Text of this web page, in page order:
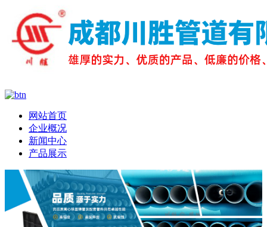
网站首页
企业概况
新闻中心
产品展示